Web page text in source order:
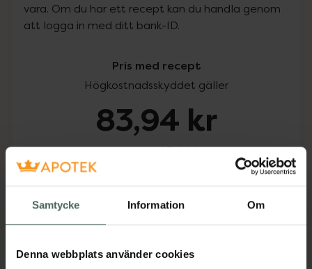
Samtycke Information Om
Denna webbplats använder cookies
vara. Om du har ett recept kan du handla genom
att logga in med ditt bank-ID.
Pris med recept
Högkostnadsskyddet gäller
83,94 kr
I apotek:83,94 kr
Köp via ditt recept